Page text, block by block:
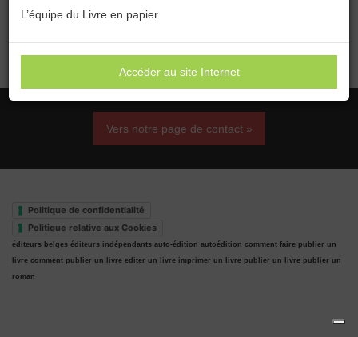
L’équipe du Livre en papier
Accéder au site Internet
Toutes les catégories
Aucun résultat
Vers notre page de contact »
Politique de confidentialité
Politique relative aux Cookies
éditeurs belges éditeurs indépendants auto-édition autoédition comment faire publier un
livre comment publier un livre editer un livre imprimer un livre publier un livre publier un
roman